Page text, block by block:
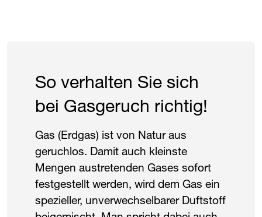
So verhalten Sie sich
bei Gasgeruch richtig!
Gas (Erdgas) ist von Natur aus
geruchlos. Damit auch kleinste
Mengen austretenden Gases sofort
festgestellt werden, wird dem Gas ein
spezieller, unverwechselbarer Duftstoff